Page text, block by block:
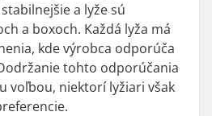
a lyže sú
a boxoch. Každá lyža má
kde výrobca odporúča
tohto odporúčania
voľbou, niektorí lyžiari však